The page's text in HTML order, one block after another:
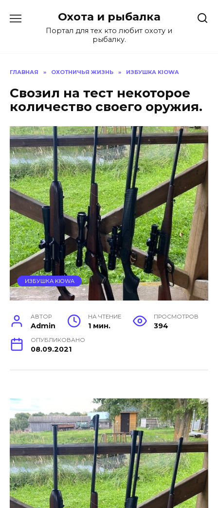
содержанию
Охота и рыбалка
Портал для тех кто любит охоту и
рыбалку.
ГЛАВНАЯ » ОХОТНИЧЬЯ ЖИЗНЬ » ИЗБУШКА KIOWA
Свозил на тест некоторое
количество своего оружия.
ИЗБУШКА KIOWA
АВТОР
Admin
НА ЧТЕНИЕ
1 мин.
ПРОСМОТРОВ
394
ОПУБЛИКОВАНО
08.09.2021